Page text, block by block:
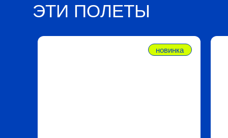
ЭТИ ПОЛЕТЫ
новинка